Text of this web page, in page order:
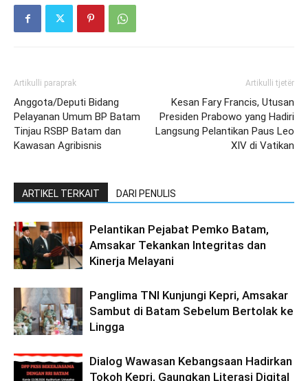
Artikulli paraprak
Anggota/Deputi Bidang
Pelayanan Umum BP Batam
Tinjau RSBP Batam dan
Kawasan Agribisnis
Artikulli tjetër
Kesan Fary Francis, Utusan
Presiden Prabowo yang Hadiri
Langsung Pelantikan Paus Leo
XIV di Vatikan
ARTIKEL TERKAIT DARI PENULIS
Pelantikan Pejabat Pemko Batam,
Amsakar Tekankan Integritas dan
Kinerja Melayani
Panglima TNI Kunjungi Kepri, Amsakar
Sambut di Batam Sebelum Bertolak ke
Lingga
Dialog Wawasan Kebangsaan Hadirkan
Tokoh Kepri, Gaungkan Literasi Digital